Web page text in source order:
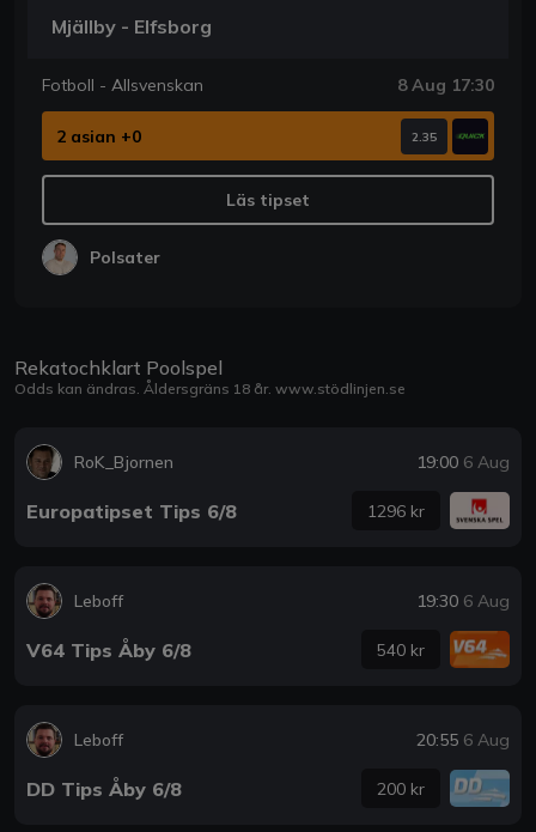
Mjällby - Elfsborg
Fotboll - Allsvenskan 8 Aug 17:30
2 asian +0 2.35
Läs tipset
Polsater
Rekatochklart Poolspel
Odds kan ändras. Åldersgräns 18 år. www.stödlinjen.se
RoK_Bjornen 19:00 6 Aug
Europatipset Tips 6/8 1296 kr
Leboff 19:30 6 Aug
V64 Tips Åby 6/8 540 kr
Leboff 20:55 6 Aug
DD Tips Åby 6/8 200 kr